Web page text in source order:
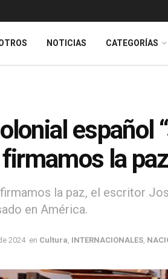
NOTICIAS CATEGORÍAS
español
la
la paz, el escritor
en América.
2024 en Cultura INTERNACIONALES